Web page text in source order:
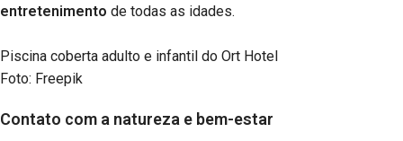
entretenimento de todas as idades.
Piscina coberta adulto e infantil do Ort Hotel
Foto: Freepik
Contato com a natureza e bem-estar